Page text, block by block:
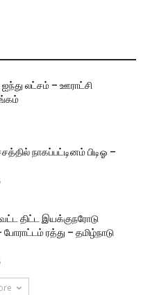
ஐந்து லட்சம் – ஊராட்சி
நாகப்பட்டினம் பிடிஓ –
திட்ட இயக்குநரோடு
ரத்து – தமிழ்நாடு